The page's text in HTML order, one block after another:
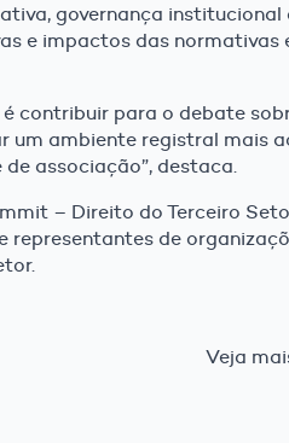
governança institucional
e impactos das normativas
contribuir para o debate
ambiente registral mais
associação”, destaca.
– Direito do Terceiro
representantes de
Veja